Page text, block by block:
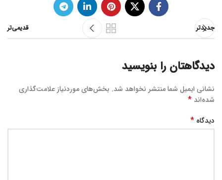
جدیدتر قدیمی‌تر
دیدگاهتان را بنویسید
نشانی ایمیل شما منتشر نخواهد شد. بخش‌های موردنیاز علامت‌گذاری
شده‌اند *
دیدگاه *